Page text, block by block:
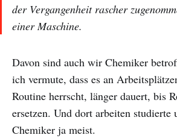
der Vergangenheit rascher
einer Maschine.
Davon sind auch wir Chemiker
ich vermute, dass es an
Routine herrscht, länger dauert, bis
ersetzen. Und dort arbeiten studierte
Chemiker ja meist.